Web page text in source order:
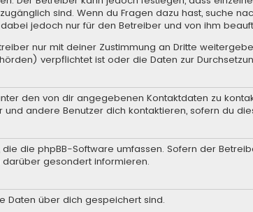
sind. Wenn du Fragen dazu hast, suche
jedoch nur für den Betreiber und von ihm
nur mit deiner Zustimmung an Dritte
verpflichtet ist oder die Daten zur
den von dir angegebenen Kontaktdaten zu
andere Benutzer dich kontaktieren, sofern du
die phpBB-Software umfassen. Sofern der
gesondert informieren.
Daten über dich gespeichert sind.